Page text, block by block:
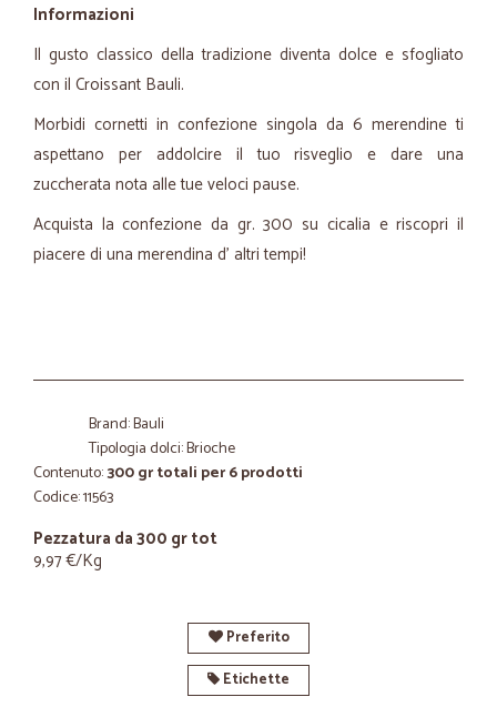
Informazioni
Il gusto classico della tradizione diventa dolce e sfogliato
con il Croissant Bauli.
Morbidi cornetti in confezione singola da 6 merendine ti
aspettano per addolcire il tuo risveglio e dare una
zuccherata nota alle tue veloci pause.
Acquista la confezione da gr. 300 su cicalia e riscopri il
piacere di una merendina d' altri tempi!
Brand: Bauli
Tipologia dolci: Brioche
Contenuto:300 gr totali per 6 prodotti
Codice: 11563
Pezzatura da 300 gr tot
9,97 €/Kg
Preferito
Etichette